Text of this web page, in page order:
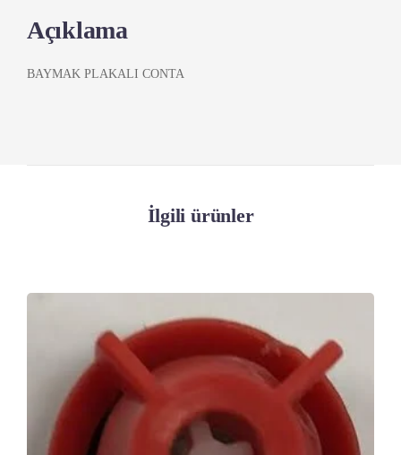
Açıklama
BAYMAK PLAKALI CONTA
İlgili ürünler